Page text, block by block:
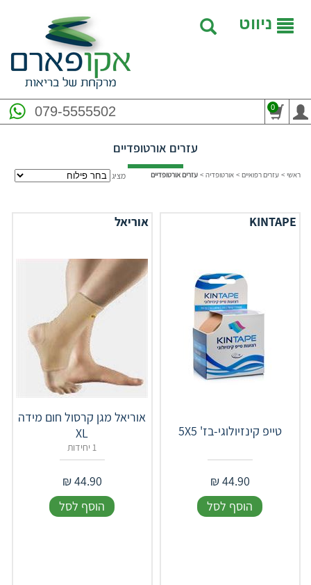
ניווט
079-5555502 0
עזרים אורטופדיים
ראשי > עזרים רפואיים > אורטופדיה > עזרים אורטופדיים מציג
KINTAPE
טייפ קינזיולוגי-בז' 5X5
44.90
₪
הוסף לסל
אוריאל
אוריאל מגן קרסול חום מידה
XL
1 יחידות
44.90
₪
הוסף לסל